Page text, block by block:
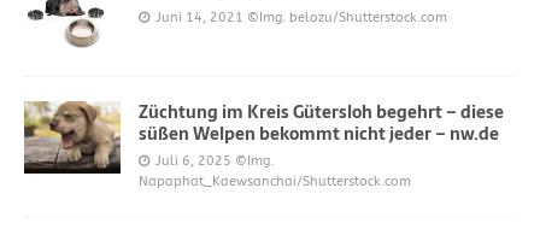
Juni 14, 2021 ©Img. belozu/Shutterstock.com
Züchtung im Kreis Gütersloh begehrt – diese
süßen Welpen bekommt nicht jeder – nw.de
Juli 6, 2025 ©Img.
Napaphat_Kaewsanchai/Shutterstock.com